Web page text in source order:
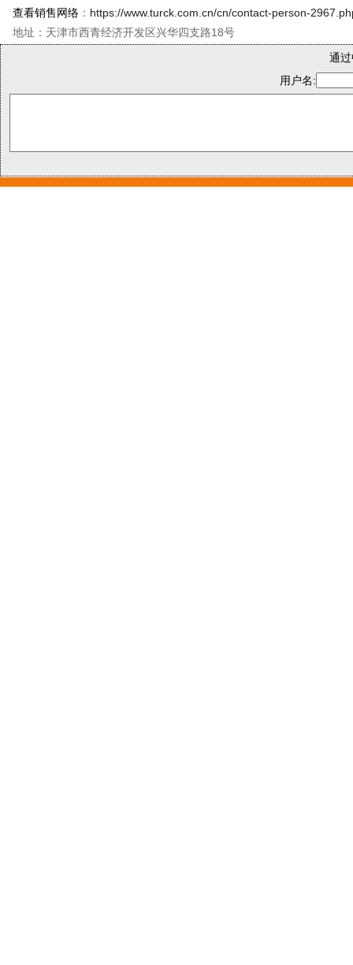
查看销售网络 ： https://www.turck.com.cn/cn/contact-person-
地址：天津市西青经济开发区兴华四支路18号
通
用户名: